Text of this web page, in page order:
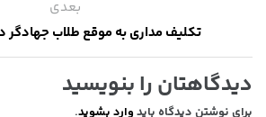
بعدی
تکلیف مداری به موقع طلاب
دیدگاهتان را بنویسید
برای نوشتن دیدگاه باید وارد بشوید.